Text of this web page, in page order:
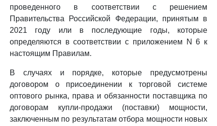
проведенного в соответствии с решением
Правительства Российской Федерации, принятым в
2021 году или в последующие годы, которые
определяются в соответствии с приложением N 6 к
настоящим Правилам.
В случаях и порядке, которые предусмотрены
договором о присоединении к торговой системе
оптового рынка, права и обязанности поставщика по
договорам купли-продажи (поставки) мощности,
заключенным по результатам отбора мощности новых